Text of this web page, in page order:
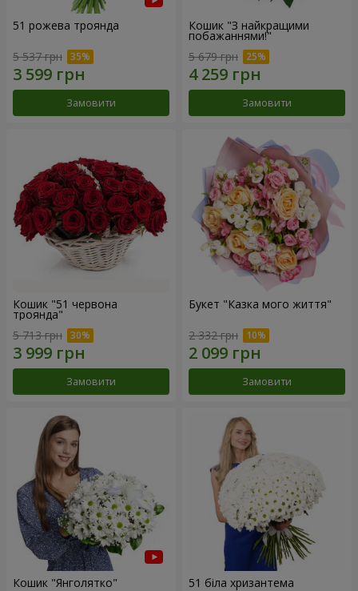
51 рожева троянда
5 537 грн
Замовити
Кошик "З найкращими
побажаннями!"
5 679 грн
Замовити
Кошик "51 червона
троянда"
5 713 грн
Замовити
Букет "Казка мого життя"
2 332 грн
Замовити
Кошик "Янголятко" 51 біла хризантема